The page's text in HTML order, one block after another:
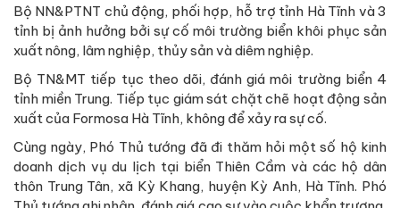
Bộ NN&PTNT chủ động, phối hợp, hỗ trợ tỉnh Hà Tĩnh và 3
tỉnh bị ảnh hưởng bởi sự cố môi trường biển khôi phục sản
xuất nông, lâm nghiệp, thủy sản và diêm nghiệp.
Bộ TN&MT tiếp tục theo dõi, đánh giá môi trường biển 4
tỉnh miền Trung. Tiếp tục giám sát chặt chẽ hoạt động sản
xuất của Formosa Hà Tĩnh, không để xảy ra sự cố.
Cùng ngày, Phó Thủ tướng đã đi thăm hỏi một số hộ kinh
doanh dịch vụ du lịch tại biển Thiên Cầm và các hộ dân
thôn Trung Tân, xã Kỳ Khang, huyện Kỳ Anh, Hà Tĩnh. Phó